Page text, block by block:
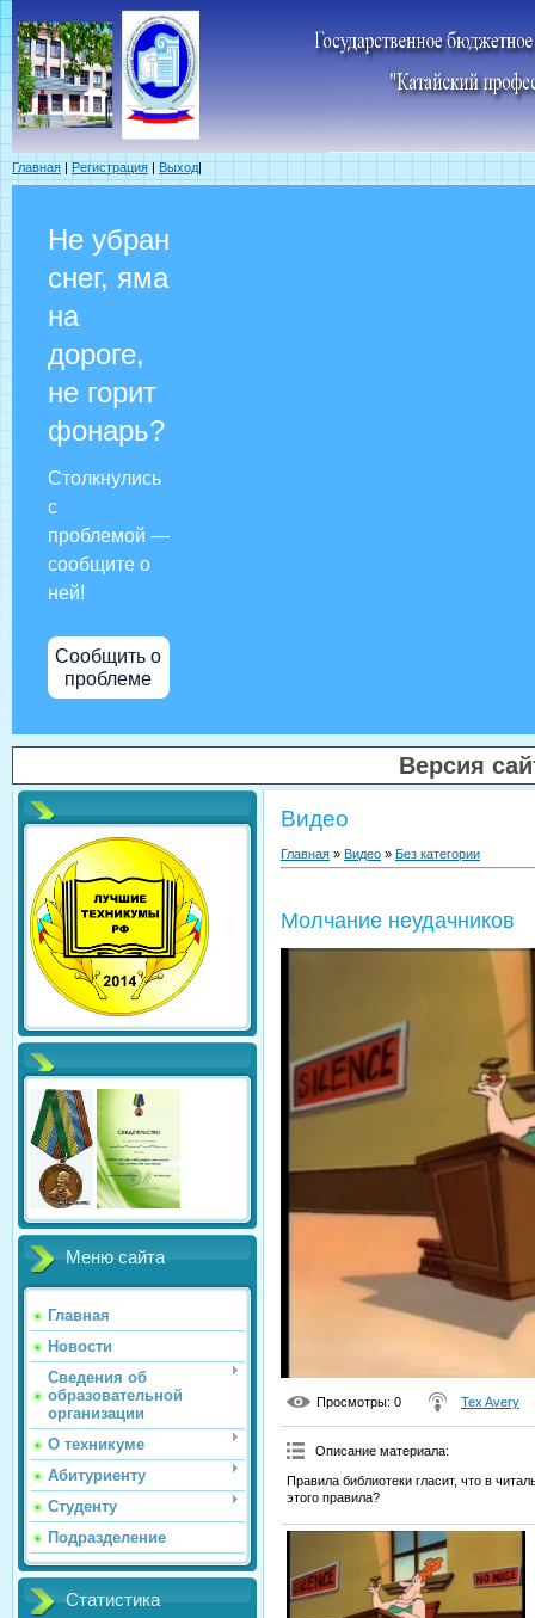
Главная | Регистрация | Выход|
Не убран
снег, яма
на
дороге,
не горит
фонарь?
Столкнулись
с
проблемой —
сообщите о
ней!
Сообщить о
проблеме
Версия
Меню сайта
Главная
Новости
Сведения об
образовательной
организации
О техникуме
Абитуриенту
Студенту
Подразделение
Статистика
Видео
Главная » Видео » Без категории
Молчание неудачников
Просмотры: 0 Tex Avery
Описание материала:
Правила библиотеки гласит, что в
этого правила?